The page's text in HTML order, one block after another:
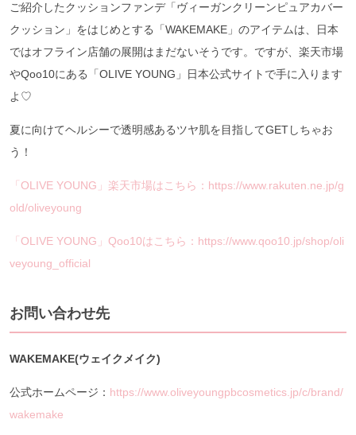
ご紹介したクッションファンデ「ヴィーガンクリーンピュアカバー
クッション」をはじめとする「WAKEMAKE」のアイテムは、日本
ではオフライン店舗の展開はまだないそうです。ですが、楽天市場
やQoo10にある「OLIVE YOUNG」⽇本公式サイトで手に入ります
よ♡
夏に向けてヘルシーで透明感あるツヤ肌を目指してGETしちゃお
う！
「OLIVE YOUNG」楽天市場はこちら：https://www.rakuten.ne.jp/g
old/oliveyoung
「OLIVE YOUNG」Qoo10はこちら：https://www.qoo10.jp/shop/oli
veyoung_official
お問い合わせ先
WAKEMAKE(ウェイクメイク)
公式ホームページ： https://www.oliveyoungpbcosmetics.jp/c/brand/
wakemake